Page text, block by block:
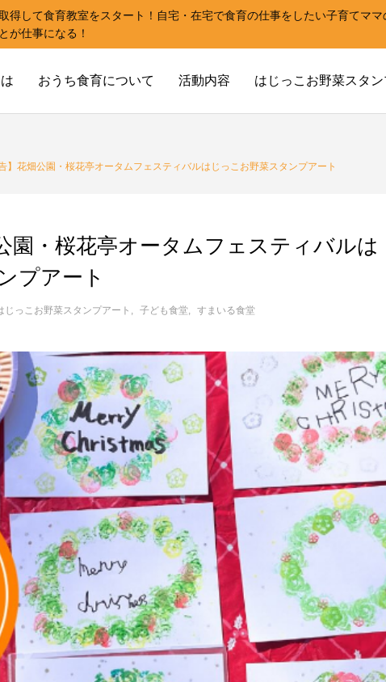
得して食育教室をスタート！自宅・在宅で食育の仕事をしたい子育てマ
が仕事になる！
おうち食育について 活動内容 はじっこお野菜スタン
告】花畑公園・桜花亭オータムフェスティバルはじっこお野菜スタンプアート
園・桜花亭オータムフェスティバルは
プアート
じっこお野菜スタンプアート 子ども食堂 すまいる食堂